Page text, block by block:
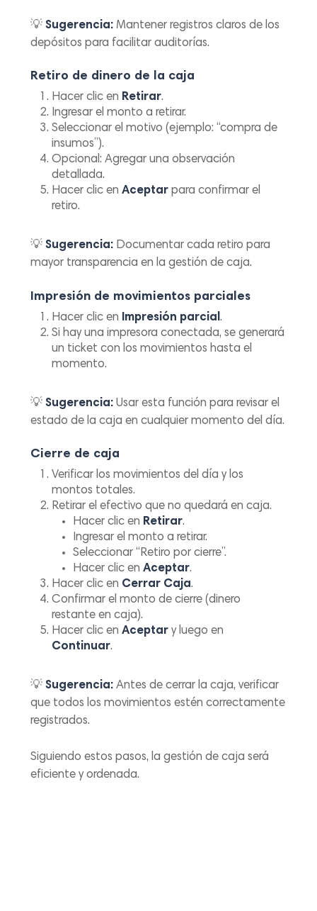
💡Sugerencia: Mantener registros claros de los
depósitos para facilitar auditorías.
Retiro de dinero de la caja
Hacer clic en Retirar.
Ingresar el monto a retirar.
Seleccionar el motivo (ejemplo: “compra de
insumos”).
Opcional: Agregar una observación
detallada.
Hacer clic enAceptar para confirmar el
retiro.
💡Sugerencia: Documentar cada retiro para
mayor transparencia en la gestión de caja.
Impresión de movimientos parciales
Hacer clic en Impresión parcial.
Si hay una impresora conectada, se generará
un ticket con los movimientos hasta el
momento.
💡Sugerencia: Usar esta función para revisar el
estado de la caja en cualquier momento del día.
Cierre de caja
Verificar los movimientos del día y los
montos totales.
Retirar el efectivo que no quedará en caja.
Hacer clic en Retirar.
Ingresar el monto a retirar.
Seleccionar “Retiro por cierre”.
Hacer clic enAceptar.
Hacer clic en Cerrar Caja.
Confirmar el monto de cierre (dinero
restante en caja).
Hacer clic enAceptar y luego en
Continuar.
💡Sugerencia: Antes de cerrar la caja, verificar
que todos los movimientos estén correctamente
registrados.
Siguiendo estos pasos, la gestión de caja será
eficiente y ordenada.